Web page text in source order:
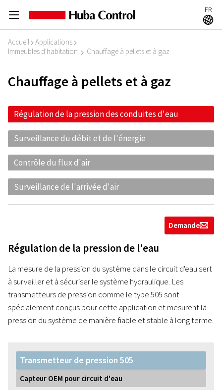
C FR
A
Accueil I Applications I
Immeubles d'habitation I Chauffage à pellets et à gaz
Chauffage à pellets et à gaz
Régulation de la pression des conduites d'eau
Surveillance du débit et de l'énergie
Contrôle du flux d'air
Surveillance de l'arrivée d'air
Demandeg
Régulation de la pression de l'eau
La mesure de la pression du système dans le circuit d'eau sert
à surveiller et à sécuriser le système hydraulique. Les
transmetteurs de pression comme le type 505 sont
spécialement conçus pour cette application et mesurent la
pression du système de manière fiable et stable à long terme.
Transmetteur de pression 505
Capteur OEM pour circuit d'eau